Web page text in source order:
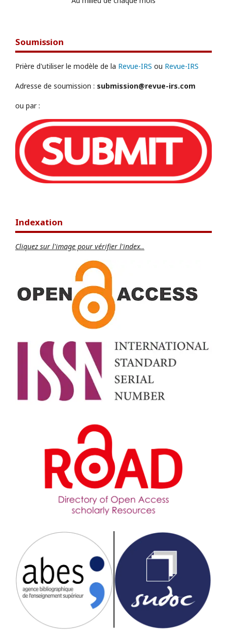
Soumission
Prière d'utiliser le modèle de la Revue-IRS ou Revue-IRS
Adresse de soumission : submission@revue-irs.com
ou par :
Indexation
Cliquez sur l'image pour vérifier l'index..